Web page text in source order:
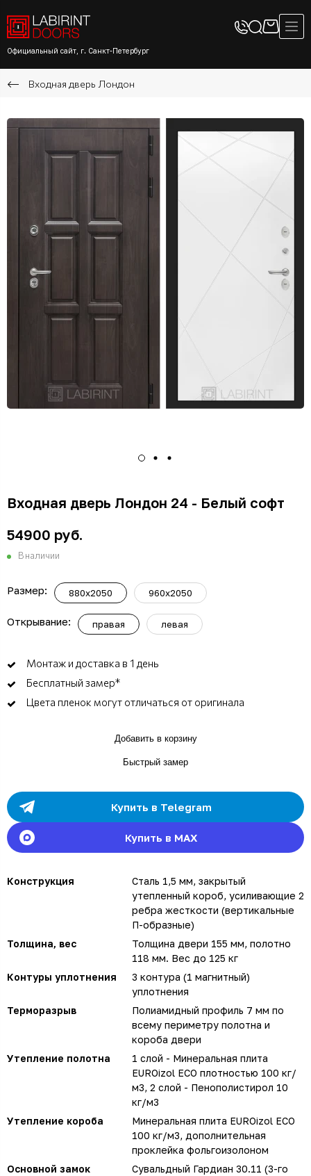
Официальный сайт, г. Санкт-Петербург
Входная дверь Лондон
Входная дверь Лондон 24 - Белый софт
54900 руб.
В наличии
Размер: 880x2050 960x2050
Открывание: правая левая
Монтаж и доставка в 1 день
Бесплатный замер*
Цвета пленок могут отличаться от оригинала
Добавить в корзину
Быстрый замер
Купить в Telegram
Купить в MAX
Конструкция
Сталь 1,5 мм, закрытый
утепленный короб, усиливающие 2
ребра жесткости (вертикальные
П-образные)
Толщина, вес
Толщина двери 155 мм, полотно
118 мм. Вес до 125 кг
Контуры уплотнения
3 контура (1 магнитный)
уплотнения
Терморазрыв
Полиамидный профиль 7 мм по
всему периметру полотна и
короба двери
Утепление полотна
1 слой - Минеральная плита
EUROizol ECO плотностью 100 кг/
м3, 2 слой - Пенополистирол 10
кг/м3
Утепление короба
Минеральная плита EUROizol ECO
100 кг/м3, дополнительная
проклейка фольгоизолоном
Основной замок
Сувальдный Гардиан 30.11 (3-го